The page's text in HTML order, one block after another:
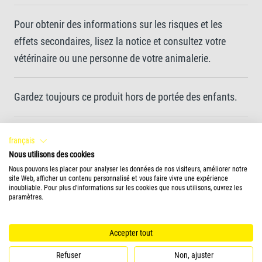
Pour obtenir des informations sur les risques et les
effets secondaires, lisez la notice et consultez votre
vétérinaire ou une personne de votre animalerie.
Gardez toujours ce produit hors de portée des enfants.
Informations complémentaires
Tetra Pond MediFin est un concentré destiné à la
préparation d'une solution polyvalente pour le traitement
un effet antiseptique lorsqu'il est utilisé contre les
infestations parasitaires, les infections fongiques, les
parasites des branchies et les bactéries. Les symptômes
français
Nous utilisons des cookies
Nous pouvons les placer pour analyser les données de nos visiteurs, améliorer notre
site Web, afficher un contenu personnalisé et vous faire vivre une expérience
inoubliable. Pour plus d'informations sur les cookies que nous utilisons, ouvrez les
paramètres.
Accepter tout
Refuser Non, ajuster